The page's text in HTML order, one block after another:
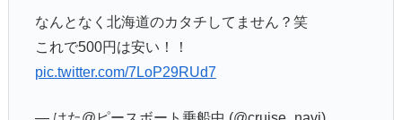
なんとなく北海道のカタチしてません？笑
これで500円は安い！！
pic.twitter.com/7LoP29RUd7